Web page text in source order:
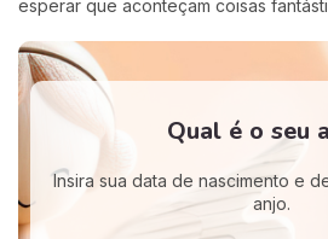
esperar que aconteçam coisas
Qual é o seu
Insira sua data de nascimento e
anjo.